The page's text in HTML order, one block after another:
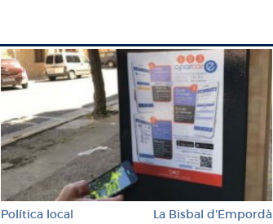
Política local La Bisbal d'Empordà